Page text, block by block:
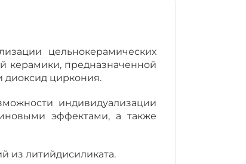
цельнокерамических
керамики, предназначенной
диоксид циркония.
индивидуализации
эффектами, а также
из литийдисиликата.